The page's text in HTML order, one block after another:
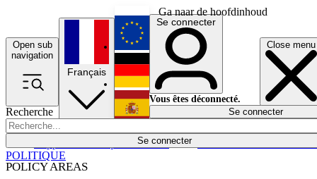
Ga naar de hoofdinhoud
Open sub
navigation
Close menu
Recherche
Se connecter
POLICY AREAS
Économie
Français
English
Deutsch
Español
Se connecter
Vous êtes déconnecté.
Se connecter
POLITIQUE